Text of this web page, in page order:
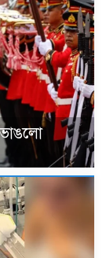
ভাঙলো